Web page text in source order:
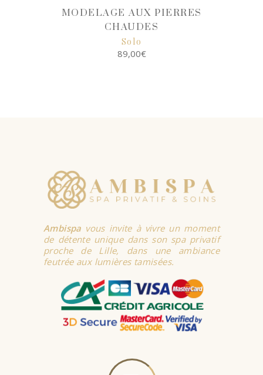
MODELAGE AUX PIERRES
CHAUDES
Solo
89,00€
Ambispa vous invite à vivre un moment
de détente unique dans son spa privatif
proche de Lille, dans une ambiance
feutrée aux lumières tamisées.